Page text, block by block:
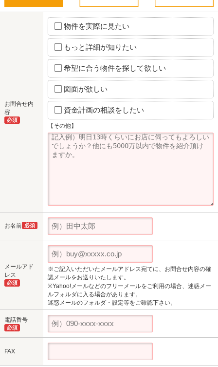
お問合せ内
容
必須
物件を実際に見たい
もっと詳細が知りたい
希望に合う物件を探して欲しい
図面が欲しい
資金計画の相談をしたい
【その他】
お名前 必須
メールアド
レス
必須
※ご記入いただいたメールアドレス宛てに、お問合せ内容の確
認メールをお送りいたします。
※Yahoo!メールなどのフリーメールをご利用の場合、迷惑メー
ルフォルダに入る場合があります。
迷惑メールのフォルダ・設定等をご確認下さい。
電話番号
必須
FAX